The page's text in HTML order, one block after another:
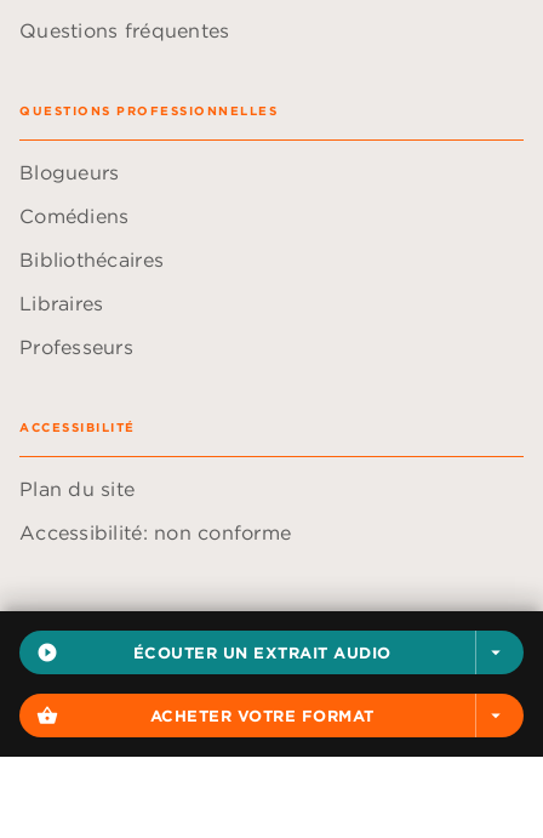
play_circle_filled ÉCOUTER UN EXTRAIT AUDIO arrow_drop_down
shopping_basket ACHETER VOTRE FORMAT arrow_drop_down
Questions fréquentes
QUESTIONS PROFESSIONNELLES
Blogueurs
Comédiens
Bibliothécaires
Libraires
Professeurs
ACCESSIBILITÉ
Plan du site
Accessibilité: non conforme
Données personnelles
Paramétrer vos cookies
Mentions légales
Conditions générales d'utilisation